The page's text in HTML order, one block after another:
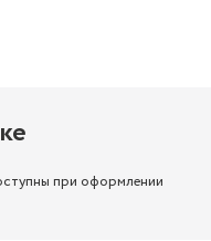
при оформлении